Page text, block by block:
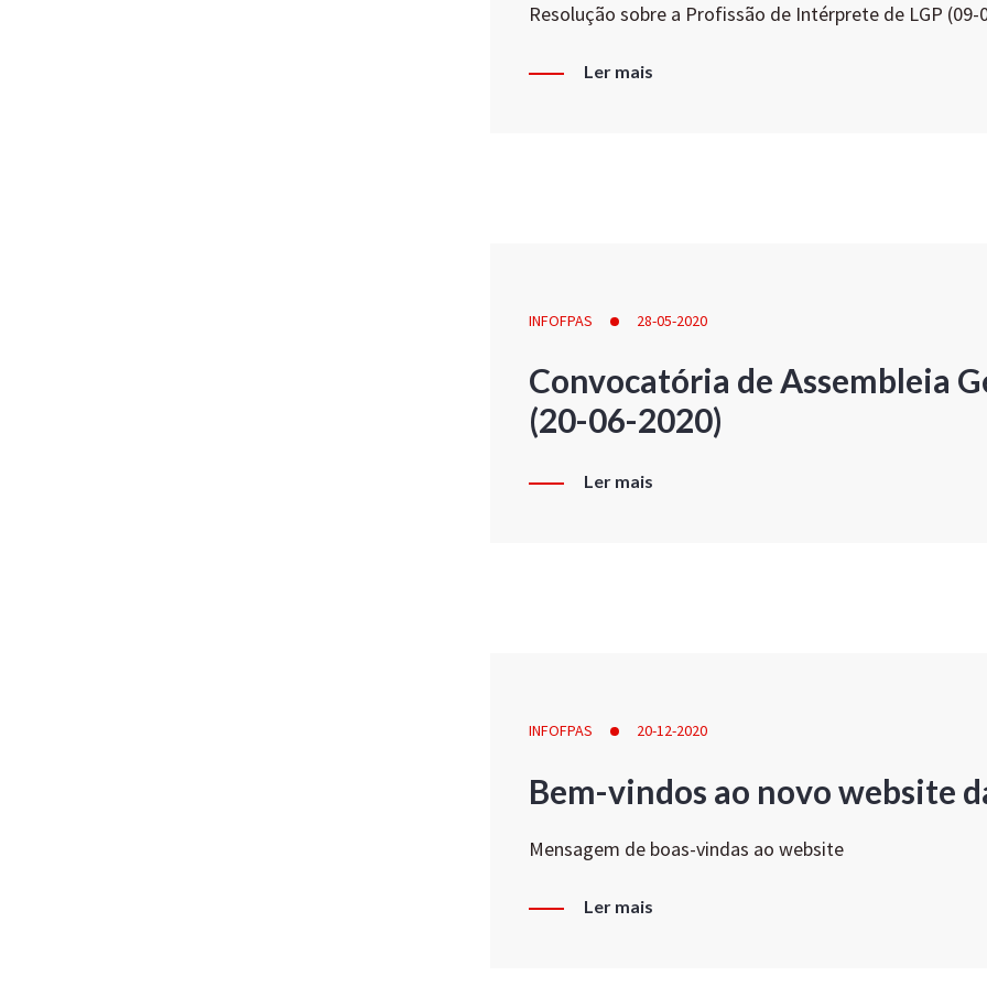
Resolução sobre a Profissão de Intérprete de LGP (09-
Ler mais
INFOFPAS 28-05-2020
Convocatória de Assembleia
(20-06-2020)
Ler mais
INFOFPAS 20-12-2020
Bem-vindos ao novo website
Mensagem de boas-vindas ao website
Ler mais